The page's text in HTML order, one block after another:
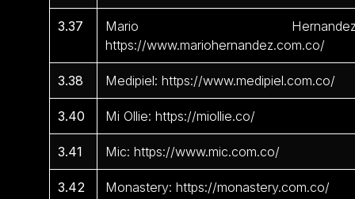
3.37
Mario
https://www.mariohernandez.com.co/
3.38 Medipiel: https://www.medipiel.com.co/
3.40 Mi Ollie: https://miollie.co/
3.41 Mic: https://www.mic.com.co/
3.42 Monastery: https://monastery.com.co/